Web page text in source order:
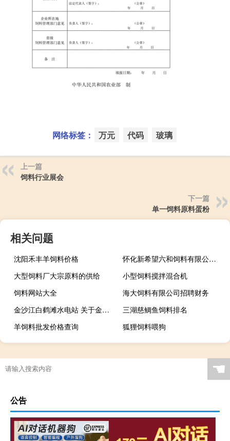
网络标签： 万元 代码 玻璃
上一篇
饲料行业展会
下一篇
单一饲料原料蛋粉
相关问题
沈阳禾丰羊饲料价格
怀化新希望六和饲料有限公司报价
大型饲料厂大宗原料的供给
小型饲料搅拌混合机
饲料网站大全
海大饲料有限公司招聘财务
金沙江白鹤滩水电站 关于金沙江白鹤滩水电站的介绍
三湖慈鲷鱼饲料排名
羊饲料批发价格查询
狐狸饲料喂狗
☚
公告